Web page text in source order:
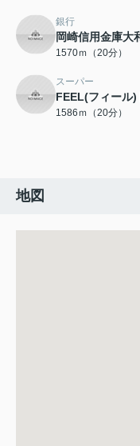
銀行
岡崎信用金庫大
1570ｍ（20分）
スーパー
FEEL(フィール)
1586ｍ（20分）
地図